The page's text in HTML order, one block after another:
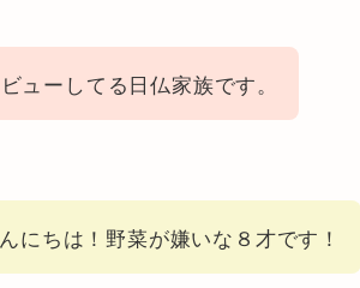
ューしてる日仏家族です。
にちは！野菜が嫌いな８才です！